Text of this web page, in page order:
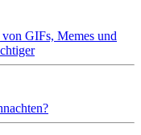
GIFs, Memes und